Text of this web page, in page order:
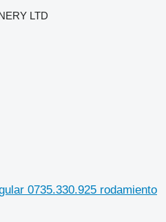
LTD
0735.330.925 rodamiento